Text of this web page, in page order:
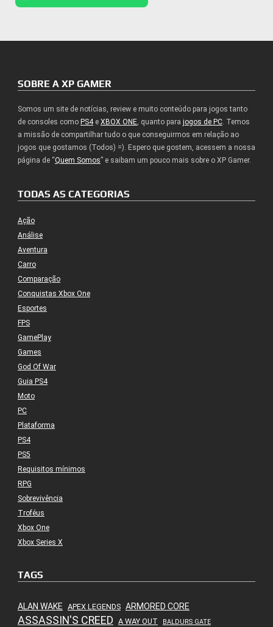
SOBRE A XP GAMER
Somos um site de notícias, review e muito conteúdo para jogos tanto
de consoles como PS4e XBOX ONE, quanto para jogos de PC. Temos
a missão de compartilhar tudo o que conseguirmos em relação ao
jogos que gostamos (Todos) =). Espero que gostem, acessem a nossa
página de “Quem Somos” e saibam um pouco mais sobre o XP Gamer.
TODAS AS CATEGORIAS
Ação
Análise
Aventura
Carro
Comparação
Conquistas Xbox One
Esportes
FPS
GamePlay
Games
God Of War
Guia PS4
Moto
PC
Plataforma
PS4
PS5
Requisitos mínimos
RPG
Sobrevivência
Troféus
Xbox One
Xbox Series X
TAGS
ALAN WAKE APEX LEGENDS ARMORED CORE
ASSASSIN'S CREED A WAY OUT BALDURS GATE